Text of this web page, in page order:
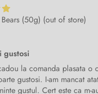
(50g)
gustosi
la comanda plasata o
gustosi. I-am mancat
gustul. Cert este ca m-